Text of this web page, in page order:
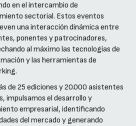
en el intercambio de
sectorial. Estos eventos
una interacción dinámica entre
ponentes y patrocinadores,
al máximo las tecnologías de
y las herramientas de
de 25 ediciones y 20.000 asistentes
impulsamos el desarrollo y
empresarial, identificando
del mercado y generando